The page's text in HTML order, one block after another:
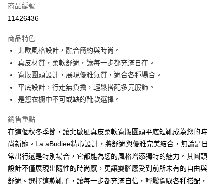
LINE Pay
悠遊付
ATM付款
貨到付款
付款後全家純取貨
每筆NT$100，滿NT$1,000(含以上)免運費
付款後7-11純取貨
每筆NT$100，滿NT$1,500(含以上)免運費
商品編號
11426436
商品特色
北歐風格設計，融合簡約與時尚。
真皮材質，柔軟舒適，讓每一步都充滿自在。
寬版圓頭設計，展現優雅氣質，適合各種場合。
平底設計，行走無負擔，輕鬆搭配多元服飾。
是您衣櫥中不可或缺的靴款選擇。
銷售重點
在這個秋冬季節，讓北歐風真皮柔軟寬版圓頭平底短靴成為您的時
尚新寵。La aBudiee精心設計，將舒適與優雅完美結合，無論是日
常出行還是特別場合，它都能為您的風格增添獨特的魅力。其圓頭
設計不僅展現出隨性的時尚感，更讓雙腳感受到前所未有的自由與
舒適。選擇這款靴子，讓每一步都充滿自信，輕鬆駕馭各種搭配，